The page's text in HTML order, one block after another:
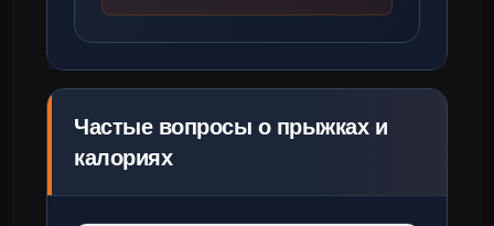
Частые вопросы о прыжках и
калориях